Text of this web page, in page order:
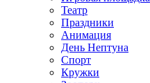
Театр
Праздники
Анимация
День Нептуна
Спорт
Кружки